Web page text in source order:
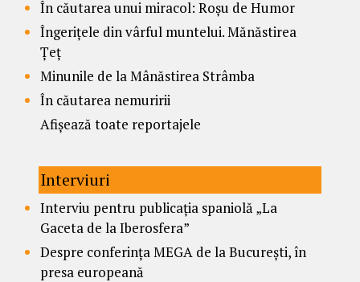
În căutarea unui miracol: Roșu de Humor
Îngerițele din vârful muntelui. Mănăstirea
Țeț
Minunile de la Mânăstirea Strâmba
În căutarea nemuririi
Afișează toate reportajele
Interviuri
Interviu pentru publicația spaniolă „La
Gaceta de la Iberosfera”
Despre conferința MEGA de la București, în
presa europeană